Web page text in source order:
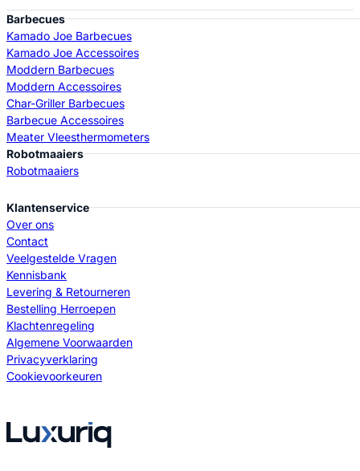
Barbecues
Kamado Joe Barbecues
Kamado Joe Accessoires
Moddern Barbecues
Moddern Accessoires
Char-Griller Barbecues
Barbecue Accessoires
Meater Vleesthermometers
Robotmaaiers
Robotmaaiers
Klantenservice
Over ons
Contact
Veelgestelde Vragen
Kennisbank
Levering & Retourneren
Bestelling Herroepen
Klachtenregeling
Algemene Voorwaarden
Privacyverklaring
Cookievoorkeuren